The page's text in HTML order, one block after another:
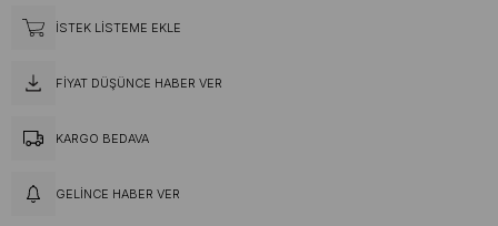
İSTEK LISTEME EKLE
FIYAT DÜŞÜNCE HABER VER
KARGO BEDAVA
GELINCE HABER VER